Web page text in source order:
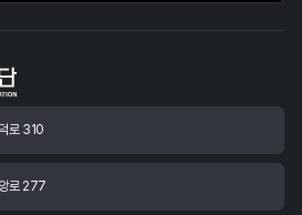
로 310
로 277